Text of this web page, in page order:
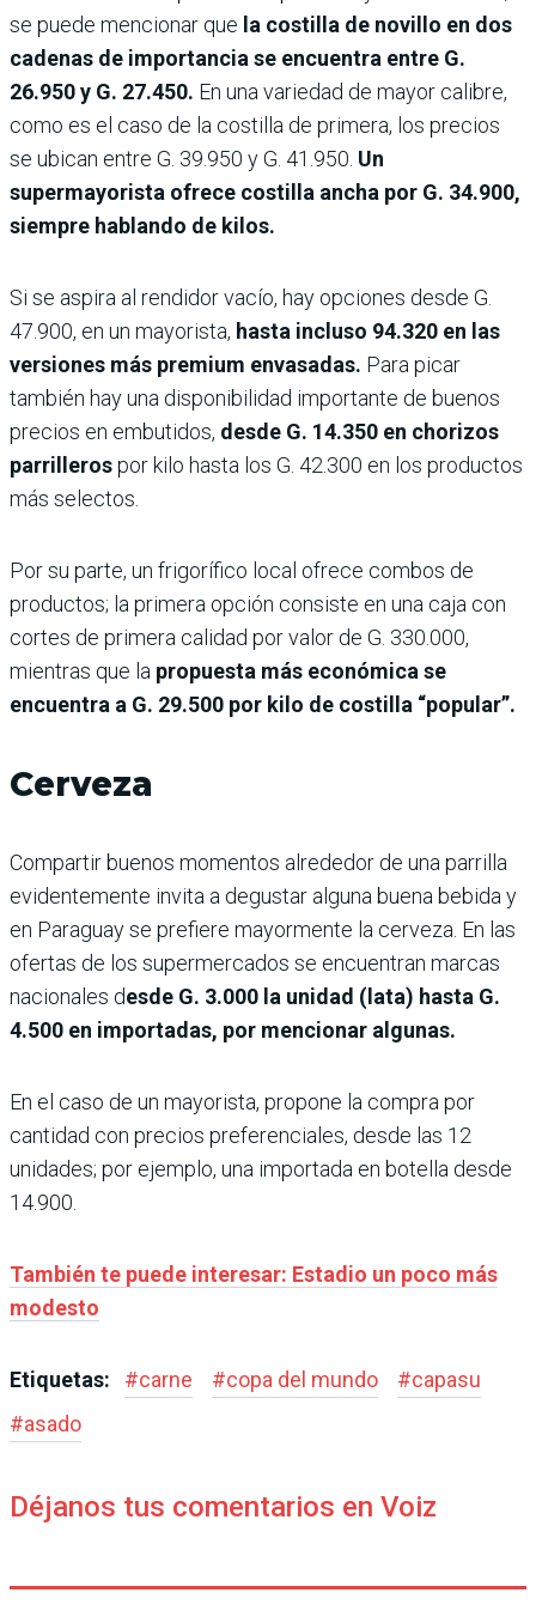
se puede mencionar que la costilla de novillo en dos
cadenas de importancia se encuentra entre G.
26.950 y G. 27.450. En una variedad de mayor calibre,
como es el caso de la costilla de primera, los precios
se ubican entre G. 39.950 y G. 41.950. Un
supermayorista ofrece costilla ancha por G. 34.900,
siempre hablando de kilos.
Si se aspira al rendidor vacío, hay opciones desde G.
47.900, en un mayorista, hasta incluso 94.320 en las
versiones más premium envasadas. Para picar
también hay una disponibilidad importante de buenos
precios en embutidos, desde G. 14.350 en chorizos
parrillerospor kilo hasta los G. 42.300 en los productos
más selectos.
Por su parte, un frigorífico local ofrece combos de
productos; la primera opción consiste en una caja con
cortes de primera calidad por valor de G. 330.000,
mientras que la propuesta más económica se
encuentra a G. 29.500 por kilo de costilla “popular”.
Cerveza
Compartir buenos momentos alrededor de una parrilla
evidentemente invita a degustar alguna buena bebida y
en Paraguay se prefiere mayormente la cerveza. En las
ofertas de los supermercados se encuentran marcas
nacionales desde G. 3.000 la unidad (lata) hasta G.
4.500 en importadas, por mencionar algunas.
En el caso de un mayorista, propone la compra por
cantidad con precios preferenciales, desde las 12
unidades; por ejemplo, una importada en botella desde
14.900.
También te puede interesar: Estadio un poco más
modesto
Etiquetas: #carne #copa del mundo #capasu
#asado
Déjanos tus comentarios en Voiz